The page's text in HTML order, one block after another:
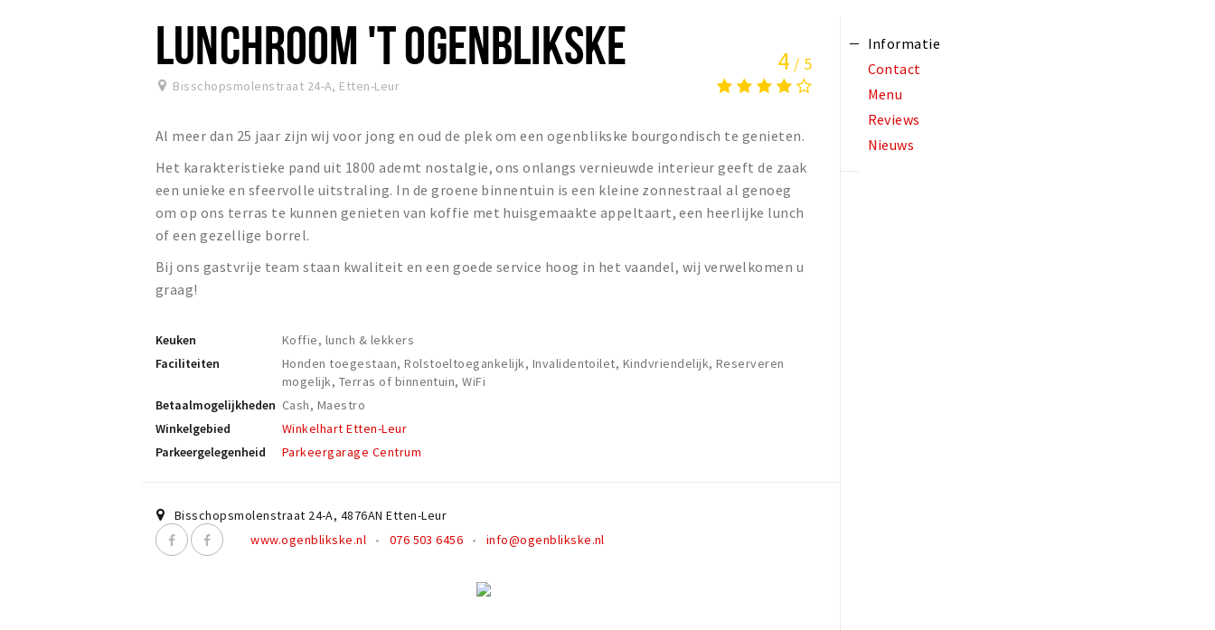
LUNCHROOM 'T OGENBLIKSKE
Bisschopsmolenstraat 24-A, Etten-Leur
4 / 5
Al meer dan 25 jaar zijn wij voor jong en oud de plek om een ogenblikske bourgondisch te genieten.
Het karakteristieke pand uit 1800 ademt nostalgie, ons onlangs vernieuwde interieur geeft de zaak
een unieke en sfeervolle uitstraling. In de groene binnentuin is een kleine zonnestraal al genoeg
om op ons terras te kunnen genieten van koffie met huisgemaakte appeltaart, een heerlijke lunch
of een gezellige borrel.
Bij ons gastvrije team staan kwaliteit en een goede service hoog in het vaandel, wij verwelkomen u
graag!
Keuken
Koffie, lunch & lekkers
Faciliteiten
Honden toegestaan, Rolstoeltoegankelijk, Invalidentoilet, Kindvriendelijk, Reserveren
mogelijk, Terras of binnentuin, WiFi
Betaalmogelijkheden Cash, Maestro
Winkelgebied
Winkelhart Etten-Leur
Parkeergelegenheid
Parkeergarage Centrum
Bisschopsmolenstraat 24-A, 4876AN Etten-Leur
www.ogenblikske.nl
076 503 6456 info@ogenblikske.nl
Informatie
Contact
Menu
Reviews
Nieuws